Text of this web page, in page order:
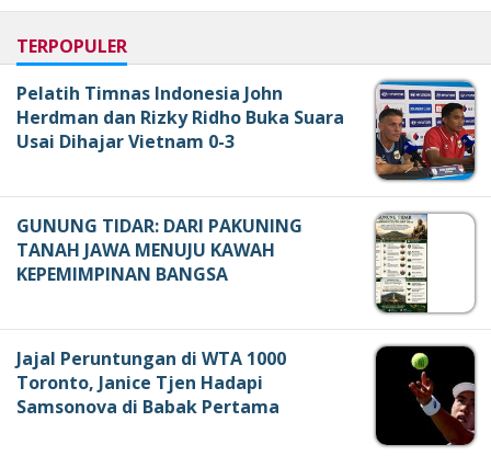
TERPOPULER
Pelatih Timnas Indonesia John
Herdman dan Rizky Ridho Buka Suara
Usai Dihajar Vietnam 0-3
GUNUNG TIDAR: DARI PAKUNING
TANAH JAWA MENUJU KAWAH
KEPEMIMPINAN BANGSA
Jajal Peruntungan di WTA 1000
Toronto, Janice Tjen Hadapi
Samsonova di Babak Pertama